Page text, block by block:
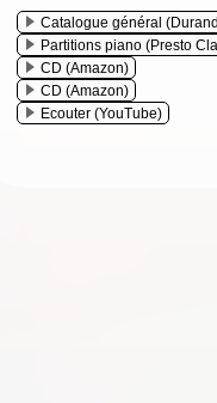
Catalogue général
Partitions piano (Presto
CD (Amazon)
CD (Amazon)
Ecouter (YouTube)